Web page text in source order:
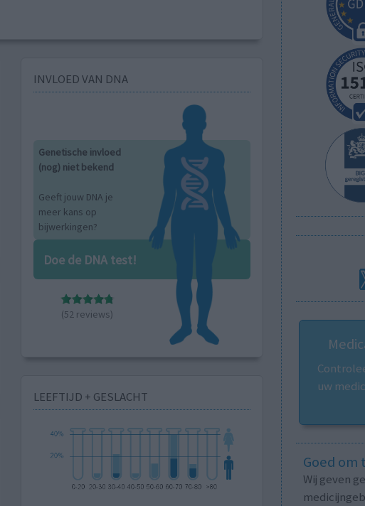
INVLOED VAN DNA
Genetische invloed
(nog) niet bekend
Geeft jouw DNA je
meer kans op
bijwerkingen?
Doe de DNA test!
(52 reviews)
LEEFTIJD + GESLACHT
uw
Goed om
Wij geven